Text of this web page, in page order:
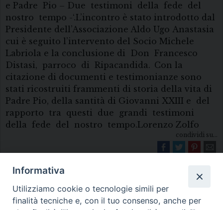
e Padre Pio – Due testimoni della fede del
nostro tempo -‘.L’incontro è stato introdotto dal
Presidente dell’Associazione Aldo Ugo Anastasia
cui è seguito l’intervento del Socio Michele
Labriola e la conclusione di Don Francesco
Distasi, parroco di Ripacandida. Con la
citazione di documenti e testimonianze sono
stati ricostruiti frammenti di storia della vita di
Padre Pio, della santità di Giovanni XXIII e del
rapporto tra questi due grandi testimoni
della fede del nostro tempo.Lorenzo Zolfo
condividi su...
Informativa
Utilizziamo cookie o tecnologie simili per
finalità tecniche e, con il tuo consenso, anche per